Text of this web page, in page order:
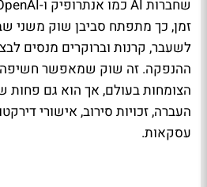
זמן, כך מתפתח סביבן שוק משני
לשעבר, קרנות וברוקרים מנסים
ההנפקה. זה שוק שמאפשר
הצומחות בעולם, אך הוא גם פחות
העברה, זכויות סירוב, אישורי
עסקאות.